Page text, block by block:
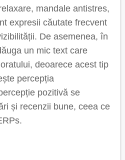
mandale antistres,
expresii căutate frecvent
De asemenea, în
un mic text care
deoarece acest tip
percepția
pozitivă se
și recenzii bune, ceea ce